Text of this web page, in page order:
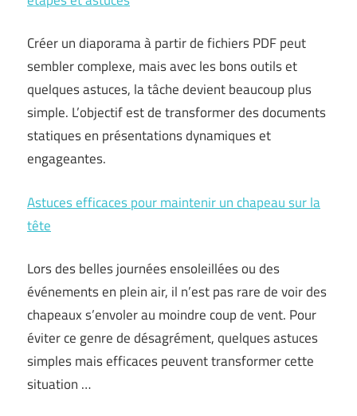
Créer un diaporama à partir de fichiers PDF peut
sembler complexe, mais avec les bons outils et
quelques astuces, la tâche devient beaucoup plus
simple. L’objectif est de transformer des documents
statiques en présentations dynamiques et
engageantes.
Astuces efficaces pour maintenir un chapeau sur la
tête
Lors des belles journées ensoleillées ou des
événements en plein air, il n’est pas rare de voir des
chapeaux s’envoler au moindre coup de vent. Pour
éviter ce genre de désagrément, quelques astuces
simples mais efficaces peuvent transformer cette
situation …